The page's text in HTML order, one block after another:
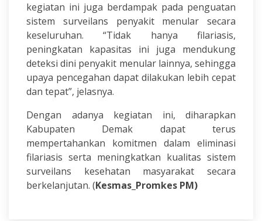
kegiatan ini juga berdampak pada penguatan
sistem surveilans penyakit menular secara
keseluruhan. “Tidak hanya filariasis,
peningkatan kapasitas ini juga mendukung
deteksi dini penyakit menular lainnya, sehingga
upaya pencegahan dapat dilakukan lebih cepat
dan tepat”, jelasnya.
Dengan adanya kegiatan ini, diharapkan
Kabupaten Demak dapat terus
mempertahankan komitmen dalam eliminasi
filariasis serta meningkatkan kualitas sistem
surveilans kesehatan masyarakat secara
berkelanjutan. (Kesmas_Promkes PM)